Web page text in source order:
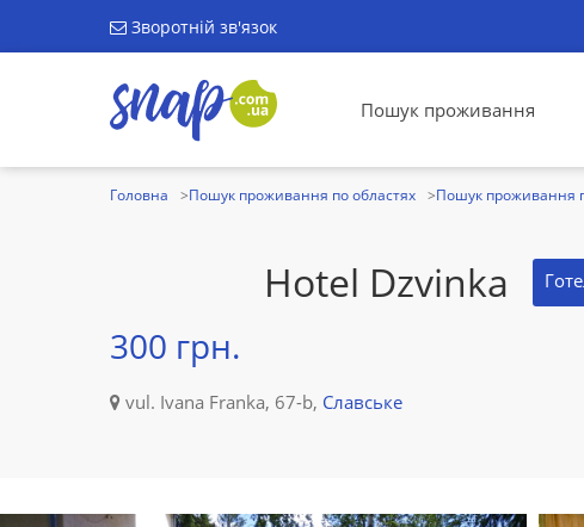
Зворотній зв'язок
Пошук проживання
Головна Пошук проживання по областях Пошук проживання
Hotel Dzvinka
300 грн.
vul. Ivana Franka, 67-b, Славське